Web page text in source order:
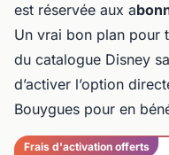
est réservée aux a
Un vrai bon plan pour
du catalogue Disney
d’activer l’option
Bouygues pour en
Frais d'activation offerts